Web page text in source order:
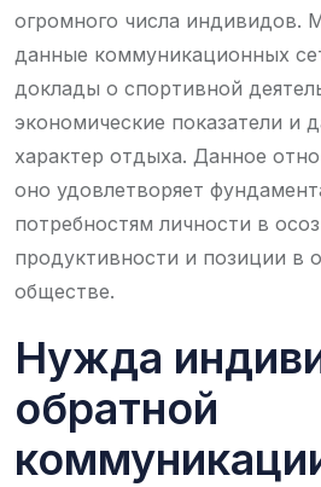
огромного числа индивидов.
данные коммуникационных
доклады о спортивной
экономические показатели и
характер отдыха. Данное
оно удовлетворяет
потребностям личности в
продуктивности и позиции в
обществе.
Нужда
обратной